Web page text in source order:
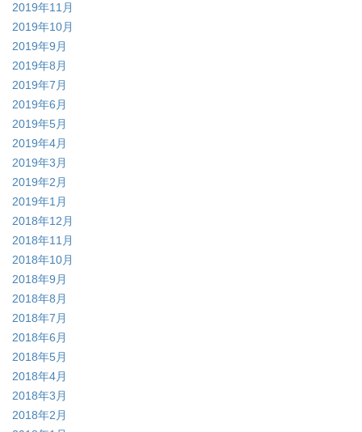
2019年11月
2019年10月
2019年9月
2019年8月
2019年7月
2019年6月
2019年5月
2019年4月
2019年3月
2019年2月
2019年1月
2018年12月
2018年11月
2018年10月
2018年9月
2018年8月
2018年7月
2018年6月
2018年5月
2018年4月
2018年3月
2018年2月